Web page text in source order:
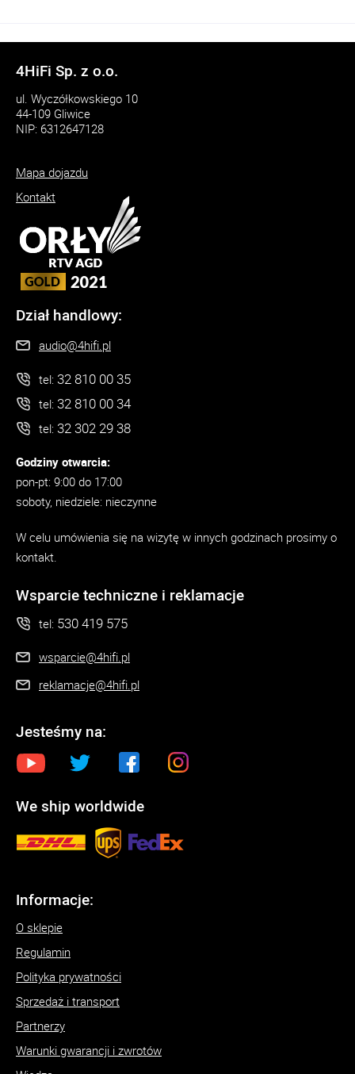
4HiFi Sp. z o.o.
ul. Wyczółkowskiego 10
44-109 Gliwice
NIP: 6312647128
Mapa dojazdu
Kontakt
Dział handlowy:
audio@4hifi.pl
tel: 32 810 00 35
tel: 32 810 00 34
tel: 32 302 29 38
Godziny otwarcia:
pon-pt: 9:00 do 17:00
soboty, niedziele: nieczynne
W celu umówienia się na wizytę w innych godzinach prosimy o
kontakt.
Wsparcie techniczne i reklamacje
tel: 530 419 575
wsparcie@4hifi.pl
reklamacje@4hifi.pl
Jesteśmy na:
We ship worldwide
Informacje:
O sklepie
Regulamin
Polityka prywatności
Sprzedaż i transport
Partnerzy
Warunki gwarancji i zwrotów